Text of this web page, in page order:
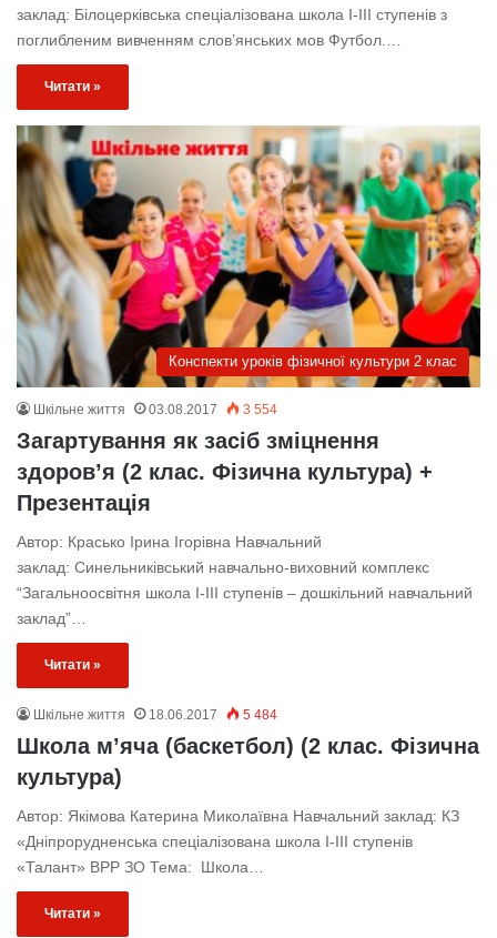
заклад: Білоцерківська спеціалізована школа І-ІІІ ступенів з
поглибленим вивченням слов’янських мов Футбол.…
Читати »
Конспекти уроків фізичної культури 2 клас
Шкільне життя 03.08.2017 3 554
Загартування як засіб зміцнення
здоров’я (2 клас. Фізична культура) +
Презентація
Автор: Красько Ірина Ігорівна Навчальний
заклад: Синельниківський навчально-виховний комплекс
“Загальноосвітня школа І-ІІІ ступенів – дошкільний навчальний
заклад”…
Читати »
Шкільне життя 18.06.2017 5 484
Школа м’яча (баскетбол) (2 клас. Фізична
культура)
Автор: Якімова Катерина Миколаївна Навчальний заклад: КЗ
«Дніпрорудненська спеціалізована школа І-ІІІ ступенів
«Талант» ВРР ЗО Тема: Школа…
Читати »